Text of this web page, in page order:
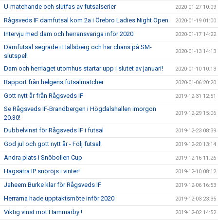
U-matchande och slutfas av futsalserier 2020-01-27 10:09
Rågsveds IF damfutsal kom 2a i Örebro Ladies Night Open 2020-01-19 01:00
Intervju med dam och herransvariga inför 2020 2020-01-17 14:22
Damfutsal segrade i Hallsberg och har chans på SM-
slutspel!
2020-01-13 14:13
Dam och herrlaget utomhus startar upp i slutet av januari! 2020-01-10 10:13
Rapport från helgens futsalmatcher 2020-01-06 20:20
Gott nytt år från Rågsveds IF 2019-12-31 12:51
Se Rågsveds IF-Brandbergen i Högdalshallen imorgon
20.30!
2019-12-29 15:06
Dubbelvinst för Rågsveds IF i futsal 2019-12-23 08:39
God jul och gott nytt år - Följ futsal! 2019-12-20 13:14
Andra plats i Snöbollen Cup 2019-12-16 11:26
Hagsätra IP snöröjs i vinter! 2019-12-10 08:12
Jaheem Burke klar för Rågsveds IF 2019-12-06 16:53
Herrarna hade upptaktsmöte inför 2020 2019-12-03 23:35
Viktig vinst mot Hammarby ! 2019-12-02 14:52